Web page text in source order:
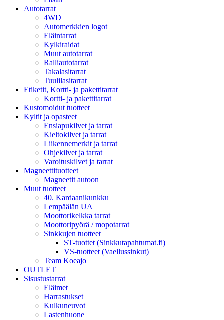
Autotarrat
4WD
Automerkkien logot
Eläintarrat
Kylkiraidat
Muut autotarrat
Ralliautotarrat
Takalasitarrat
Tuulilasitarrat
Etiketit, Kortti- ja pakettitarrat
Kortti- ja pakettitarrat
Kustomoidut tuotteet
Kyltit ja opasteet
Ensiapukilvet ja tarrat
Kieltokilvet ja tarrat
Liikennemerkit ja tarrat
Ohjekilvet ja tarrat
Varoituskilvet ja tarrat
Magneettituotteet
Magneetit autoon
Muut tuotteet
40. Kardaanikunkku
Lempäälän UA
Moottorikelkka tarrat
Moottoripyörä / mopotarrat
Sinkkujen tuotteet
ST-tuottet (Sinkkutapahtumat.fi)
VS-tuotteet (Vaellussinkut)
Team Koeajo
OUTLET
Sisustustarrat
Eläimet
Harrastukset
Kulkuneuvot
Lastenhuone